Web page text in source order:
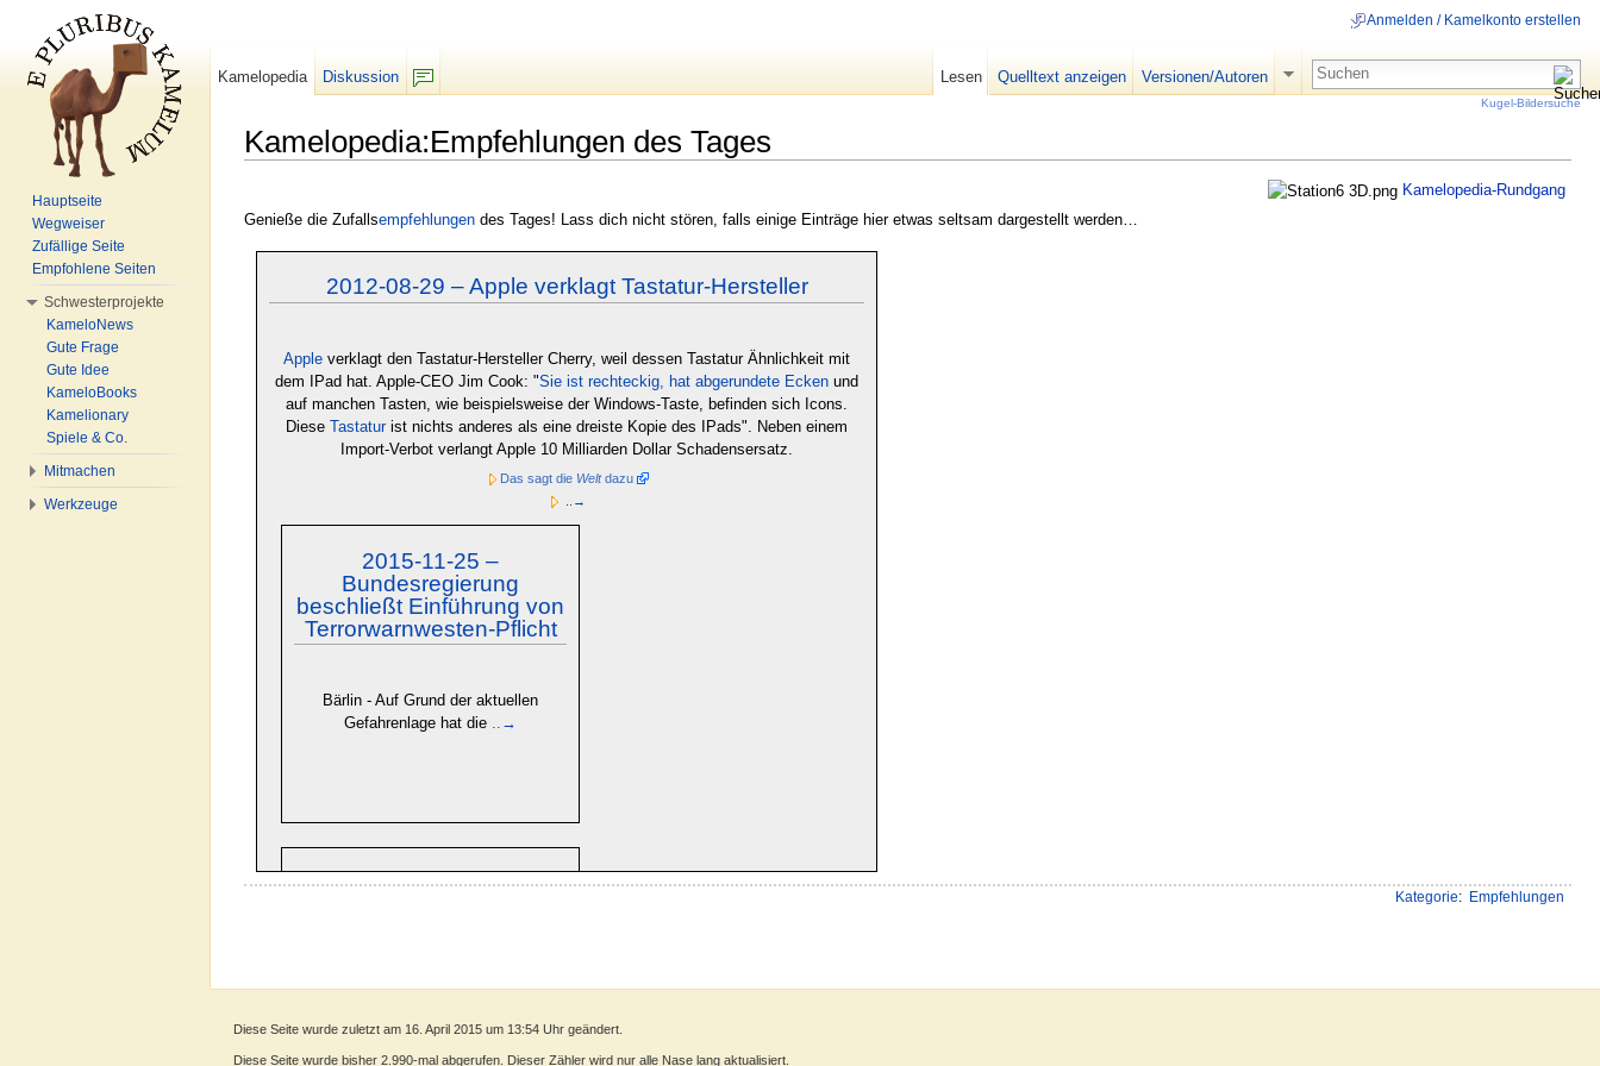
Kamelopedia:Empfehlungen des Tages
Kamelopedia-Rundgang
Genieße die Zufallsempfehlungen des Tages! Lass dich nicht stören, falls einige Einträge hier etwas seltsam dargestellt werden…
2012-08-29 – Apple verklagt Tastatur-Hersteller
Apple verklagt den Tastatur-Hersteller Cherry, weil dessen Tastatur Ähnlichkeit mit
dem IPad hat. Apple-CEO Jim Cook: "Sie ist rechteckig, hat abgerundete Ecken und
auf manchen Tasten, wie beispielsweise der Windows-Taste, befinden sich Icons.
Diese Tastaturist nichts anderes als eine dreiste Kopie des IPads". Neben einem
Import-Verbot verlangt Apple 10 Milliarden Dollar Schadensersatz.
Das sagt die Weltdazu
..→
2015-11-25 –
Bundesregierung
beschließt Einführung von
Terrorwarnwesten-Pflicht
Bärlin - Auf Grund der aktuellen
Gefahrenlage hat die
..→
2022-02-25 – Olaf Scholz
So entschlossen wirkte Olaf Scholtz
Kategorie: Empfehlungen
Anmelden / Kamelkonto erstellen
Kamelopedia
Diskussion
Lesen Quelltext anzeigen Versionen/Autoren
Kugel-Bildersuche
Hauptseite
Wegweiser
Zufällige Seite
Empfohlene Seiten
Schwesterprojekte
KameloNews
Gute Frage
Gute Idee
KameloBooks
Kamelionary
Spiele & Co.
Mitmachen
Werkzeuge
Diese Seite wurde zuletzt am 16. April 2015 um 13:54 Uhr geändert.
Diese Seite wurde bisher 2.990-mal abgerufen. Dieser Zähler wird nur alle Nase lang aktualisiert.